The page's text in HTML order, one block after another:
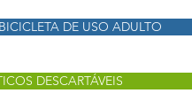
DE USO ADULTO
DESCARTÁVEIS